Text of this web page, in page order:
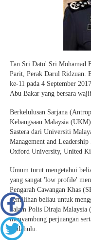
Tan Sri Dato' Sri Mohamad
Parit, Perak Darul Ridzuan.
ke-11 pada 4 September
Abu Bakar yang bersara
Berkelulusan Sarjana
Kebangsaan Malaysia
Sastera dari Universiti
Management and
Oxford University, United
Umum turut mengetahui
yang sangat 'low profile'
Pengarah Cawangan Khas
pemilihan beliau untuk
dalam Polis Diraja
menyambung perjuangan
terdahulu.